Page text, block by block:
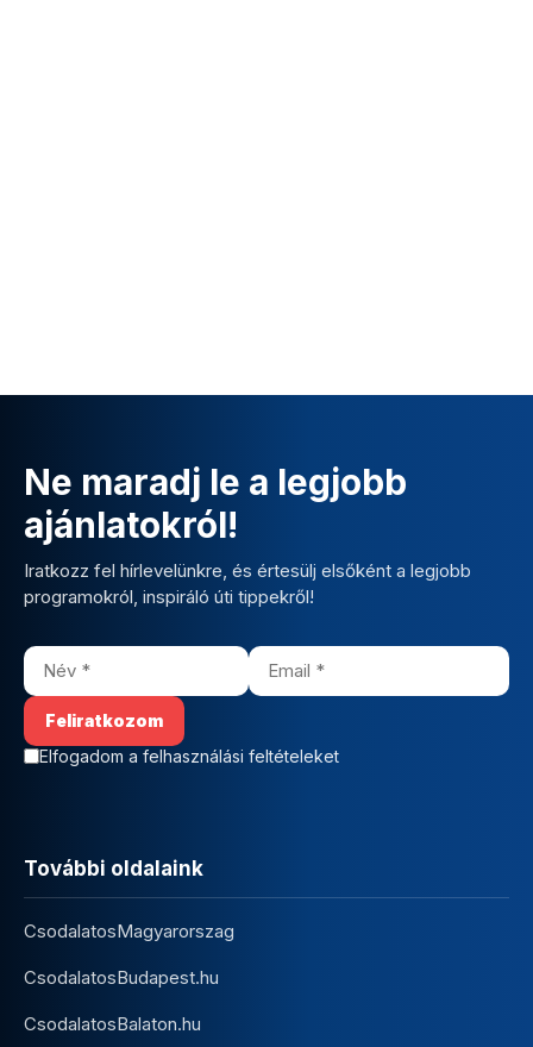
Ne maradj le a legjobb
ajánlatokról!
Iratkozz fel hírlevelünkre, és értesülj elsőként a legjobb
programokról, inspiráló úti tippekről!
Elfogadom a felhasználási feltételeket
További oldalaink
CsodalatosMagyarorszag
CsodalatosBudapest.hu
CsodalatosBalaton.hu